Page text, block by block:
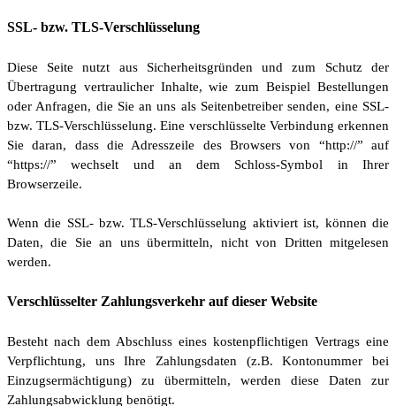
SSL- bzw. TLS-Verschlüsselung
Diese Seite nutzt aus Sicherheitsgründen und zum Schutz der
Übertragung vertraulicher Inhalte, wie zum Beispiel Bestellungen
oder Anfragen, die Sie an uns als Seitenbetreiber senden, eine SSL-
bzw. TLS-Verschlüsselung. Eine verschlüsselte Verbindung erkennen
Sie daran, dass die Adresszeile des Browsers von “http://” auf
“https://” wechselt und an dem Schloss-Symbol in Ihrer
Browserzeile.
Wenn die SSL- bzw. TLS-Verschlüsselung aktiviert ist, können die
Daten, die Sie an uns übermitteln, nicht von Dritten mitgelesen
werden.
Verschlüsselter Zahlungsverkehr auf dieser Website
Besteht nach dem Abschluss eines kostenpflichtigen Vertrags eine
Verpflichtung, uns Ihre Zahlungsdaten (z.B. Kontonummer bei
Einzugsermächtigung) zu übermitteln, werden diese Daten zur
Zahlungsabwicklung benötigt.